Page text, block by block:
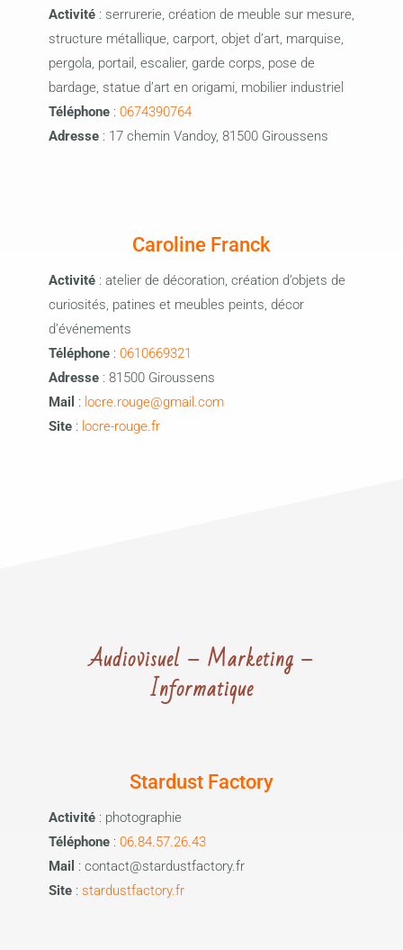
Activité : serrurerie, création de meuble sur mesure,
structure métallique, carport, objet d’art, marquise,
pergola, portail, escalier, garde corps, pose de
bardage, statue d’art en origami, mobilier industriel
Téléphone: 0674390764
Adresse : 17 chemin Vandoy, 81500 Giroussens
Caroline Franck
Activité : atelier de décoration, création d’objets de
curiosités, patines et meubles peints, décor
d’événements
Téléphone: 0610669321
Adresse : 81500 Giroussens
Mail : locre.rouge@gmail.com
Site: locre-rouge.fr
Audiovisuel – Marketing –
Informatique
Stardust Factory
Activité : photographie
Téléphone: 06.84.57.26.43
Mail : contact@stardustfactory.fr
Site: stardustfactory.fr